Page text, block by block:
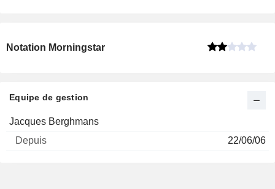
Notation Morningstar
Equipe de gestion
Nom Depuis
Jacques Berghmans
22/06/06